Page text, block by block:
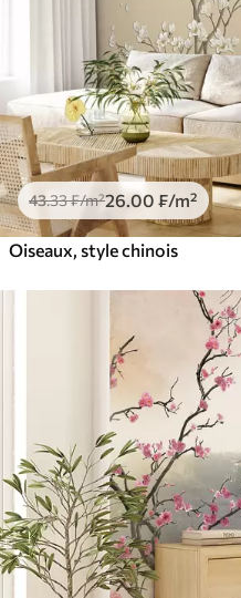
43.33₣/m²26.00 ₣/m²
Oiseaux, style chinois